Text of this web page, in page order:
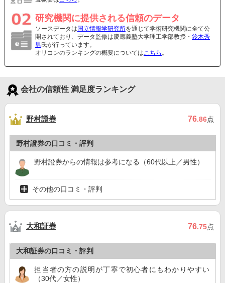
研究機関に提供される信頼のデータ
ソースデータは 国立情報学研究所を通じて学術研究機関に全て公
開されており、データ監修は慶應義塾大学理工学部教授・ 鈴木秀
男 氏が行っています。
オリコンのランキングの概要についてはこちら 。
会社の信頼性 満足度ランキング
野村證券 76.86点
野村證券の口コミ・評判
野村證券からの情報は参考になる（60代以上／男性）
その他の口コミ・評判
大和証券 76.75点
大和証券の口コミ・評判
担当者の方の説明が丁寧で初心者にもわかりやすい
（30代／女性）